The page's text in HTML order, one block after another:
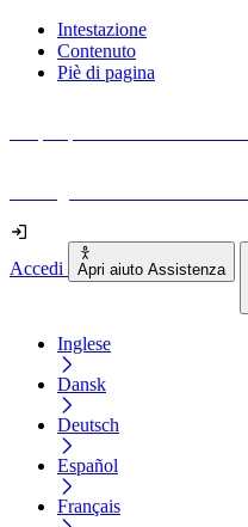
Intestazione
Contenuto
Piè di pagina
Accedi Apri aiuto Assistenza
Inglese
Dansk
Deutsch
Español
Français